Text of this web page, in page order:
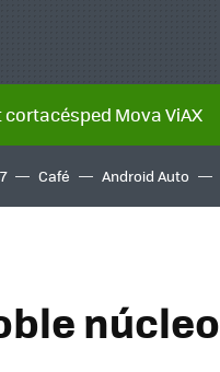
Mova ViAX
Café Android Auto
núcleo